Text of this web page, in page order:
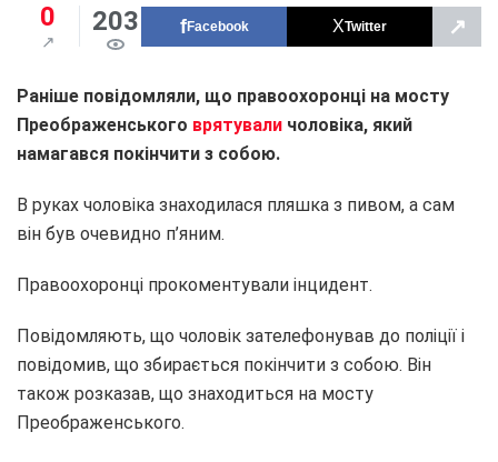
0 203 Facebook Twitter ↗
Раніше повідомляли, що правоохоронці на мосту
Преображенського врятували чоловіка, який
намагався покінчити з собою.
В руках чоловіка знаходилася пляшка з пивом, а сам
він був очевидно п’яним.
Правоохоронці прокоментували інцидент.
Повідомляють, що чоловік зателефонував до поліції і
повідомив, що збирається покінчити з собою. Він
також розказав, що знаходиться на мосту
Преображенського.